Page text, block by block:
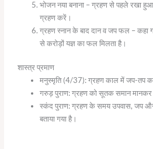
भोजन नया बनाना – ग्रहण से पहले रखा
ग्रहण करें।
ग्रहण स्नान के बाद दान व जप फल – कहा
से करोड़ों यज्ञ का फल मिलता है।
शास्त्र प्रमाण
मनुस्मृति (4/37): ग्रहण काल में जप-तप
गरुड़ पुराण: ग्रहण को सूतक समान मानकर
स्कंद पुराण: ग्रहण के समय उपवास, जप और
बताया गया है।